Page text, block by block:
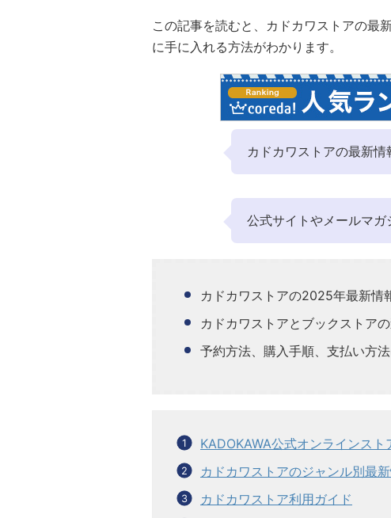
この記事を読むと、カドカワストアの最
に手に入れる方法がわかります。
カドカワストアの最新
公式サイトやメールマガ
カドカワストアの2025年最新情
カドカワストアとブックストア
予約方法、購入手順、支払い方
KADOKAWA公式オンラインスト
カドカワストアのジャンル別最
カドカワストア利用ガイド